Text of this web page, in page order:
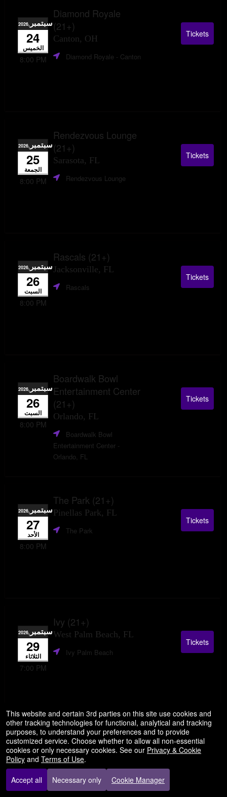
Diamond Royale
(21+)
Canton, OH
سبتمبر ,2026
24
الخميس
8:00 PM Diamond Royale - Canton
Tickets
Rendezvous Lounge
(21+)
Sarasota, FL
سبتمبر ,2026
25
الجمعة
8:00 PM Rendezvous Lounge
Tickets
Rascals (21+)
Jacksonville, FLسبتمبر ,2026
26
السبت
8:00 PM
Rascals
Tickets
Boardwalk Bowl
Entertainment Center
(21+)
Orlando, FL
سبتمبر ,2026
26
السبت
8:00 PM
Boardwalk Bowl
Entertainment Center -
Orlando, FL
Tickets
The Park (21+)
Pinellas Park, FL سبتمبر ,2026
27
الأحد
8:00 PM
The Park
Tickets
Ivy (21+)
West Palm Beach, FLسبتمبر ,2026
29
الثلاثاء
7:00 PM
Ivy Palm Beach
Tickets
Bar Blu (21+)
Pompano Beach, FLسبتمبر,2026
30
الأربعاء
7:00 PM
This website and certain 3rd parties on this site use cookies and
other tracking technologies for functional, analytical and tracking
purposes, to understand your preferences and to provide
customized service. Choose whether to allow all non-essential
cookies or only necessary cookies. See our Privacy & Cookie
Policy and Terms of Use.
Accept all Necessary only Cookie Manager